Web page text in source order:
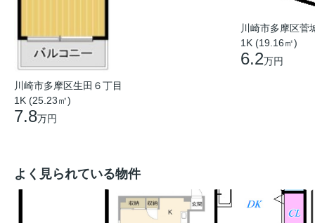
川崎市多摩区生田６丁目
1K (25.23㎡)
7.8万円
川崎市多摩区菅
1K (19.16㎡)
6.2万円
よく見られている物件